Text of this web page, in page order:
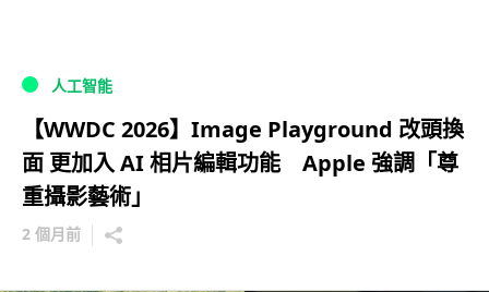
人工智能
【WWDC 2026】Image Playground 改頭換
面 更加入 AI 相片編輯功能 Apple 強調「尊
重攝影藝術」
2 個月前